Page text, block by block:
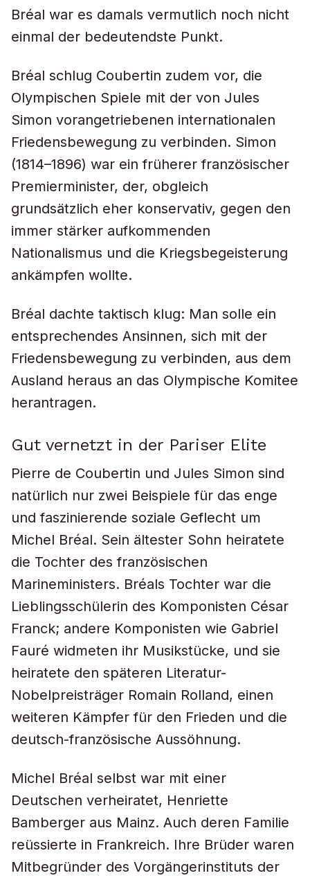
Bréal war es damals vermutlich noch nicht
einmal der bedeutendste Punkt.
Bréal schlug Coubertin zudem vor, die
Olympischen Spiele mit der von Jules
Simon vorangetriebenen internationalen
Friedensbewegung zu verbinden. Simon
(1814–1896) war ein früherer französischer
Premierminister, der, obgleich
grundsätzlich eher konservativ, gegen den
immer stärker aufkommenden
Nationalismus und die Kriegsbegeisterung
ankämpfen wollte.
Bréal dachte taktisch klug: Man solle ein
entsprechendes Ansinnen, sich mit der
Friedensbewegung zu verbinden, aus dem
Ausland heraus an das Olympische Komitee
herantragen.
Gut vernetzt in der Pariser Elite
Pierre de Coubertin und Jules Simon sind
natürlich nur zwei Beispiele für das enge
und faszinierende soziale Geflecht um
Michel Bréal. Sein ältester Sohn heiratete
die Tochter des französischen
Marineministers. Bréals Tochter war die
Lieblingsschülerin des Komponisten César
Franck; andere Komponisten wie Gabriel
Fauré widmeten ihr Musikstücke, und sie
heiratete den späteren Literatur-
Nobelpreisträger Romain Rolland, einen
weiteren Kämpfer für den Frieden und die
deutsch-französische Aussöhnung.
Michel Bréal selbst war mit einer
Deutschen verheiratet, Henriette
Bamberger aus Mainz. Auch deren Familie
reüssierte in Frankreich. Ihre Brüder waren
Mitbegründer des Vorgängerinstituts der